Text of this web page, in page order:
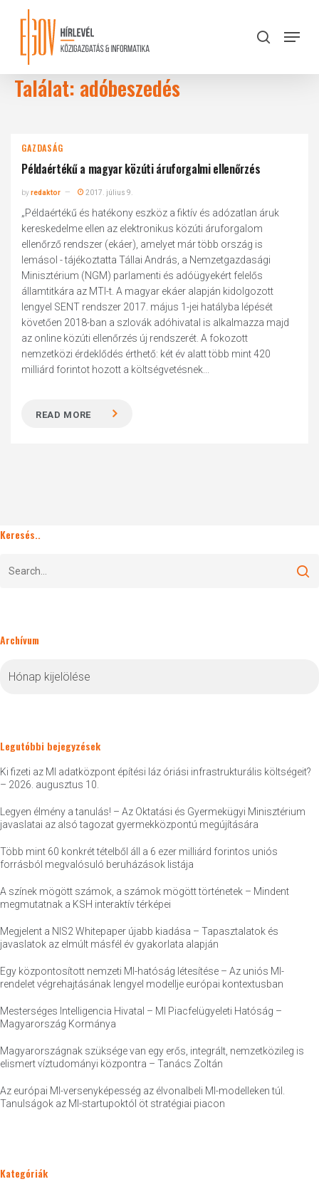
content
search
Menu
Találat: adóbeszedés
GAZDASÁG
Példaértékű a magyar közúti áruforgalmi ellenőrzés
byredaktor 2017. július 9.
„Példaértékű és hatékony eszköz a fiktív és adózatlan áruk
kereskedelme ellen az elektronikus közúti áruforgalom
ellenőrző rendszer (ekáer), amelyet már több ország is
lemásol - tájékoztatta Tállai András, a Nemzetgazdasági
Minisztérium (NGM) parlamenti és adóügyekért felelős
államtitkára az MTI-t. A magyar ekáer alapján kidolgozott
lengyel SENT rendszer 2017. május 1-jei hatályba lépését
követően 2018-ban a szlovák adóhivatal is alkalmazza majd
az online közúti ellenőrzés új rendszerét. A fokozott
nemzetközi érdeklődés érthető: két év alatt több mint 420
milliárd forintot hozott a költségvetésnek...
READ MORE
Keresés..
Archívum
Legutóbbi bejegyzések
Ki fizeti az MI adatközpont építési láz óriási infrastrukturális költségeit?
– 2026. augusztus 10.
Legyen élmény a tanulás! – Az Oktatási és Gyermekügyi Minisztérium
javaslatai az alsó tagozat gyermekközpontú megújítására
Több mint 60 konkrét tételből áll a 6 ezer milliárd forintos uniós
forrásból megvalósuló beruházások listája
A színek mögött számok, a számok mögött történetek – Mindent
megmutatnak a KSH interaktív térképei
Megjelent a NIS2 Whitepaper újabb kiadása – Tapasztalatok és
javaslatok az elmúlt másfél év gyakorlata alapján
Egy központosított nemzeti MI-hatóság létesítése – Az uniós MI-
rendelet végrehajtásának lengyel modellje európai kontextusban
Mesterséges Intelligencia Hivatal – MI Piacfelügyeleti Hatóság –
Magyarország Kormánya
Magyarországnak szüksége van egy erős, integrált, nemzetközileg is
elismert víztudományi központra – Tanács Zoltán
Az európai MI-versenyképesség az élvonalbeli MI-modelleken túl.
Tanulságok az MI-startupoktól öt stratégiai piacon
Kategóriák
Close